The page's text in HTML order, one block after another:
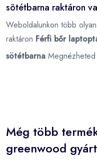
sötétbarna raktáron
Weboldalunkon több
raktáron Férfi bőr
sötétbarna Megnézheted
Még több
greenwood